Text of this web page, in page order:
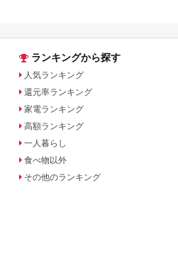
ランキングから探す
人気ランキング
還元率ランキング
家電ランキング
高額ランキング
一人暮らし
食べ物以外
その他のランキング